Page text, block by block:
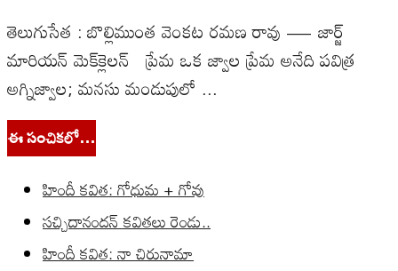
తెలుగుసేత : బొల్లిముంత వెంకట రమణ రావు — జార్జ్
మారియన్ మెక్‌క్లెలన్ ప్రేమ ఒక జ్వాల ప్రేమ అనేది పవిత్ర
అగ్నిజ్వాల; మనసు మండుపులో ...
ఈ సంచికలో…
హిందీ కవిత: గోధుమ + గోవు
సచ్చిదానందన్ కవితలు రెండు..
హిందీ కవిత: నా చిరునామా